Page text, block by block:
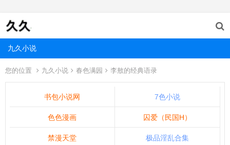
九久小说
您的位置 九久小说 春色满园 李敖的经典语录
书包小说网 7色小说
色色漫画 囚爱（民国H）
禁漫天堂 极品淫乱合集